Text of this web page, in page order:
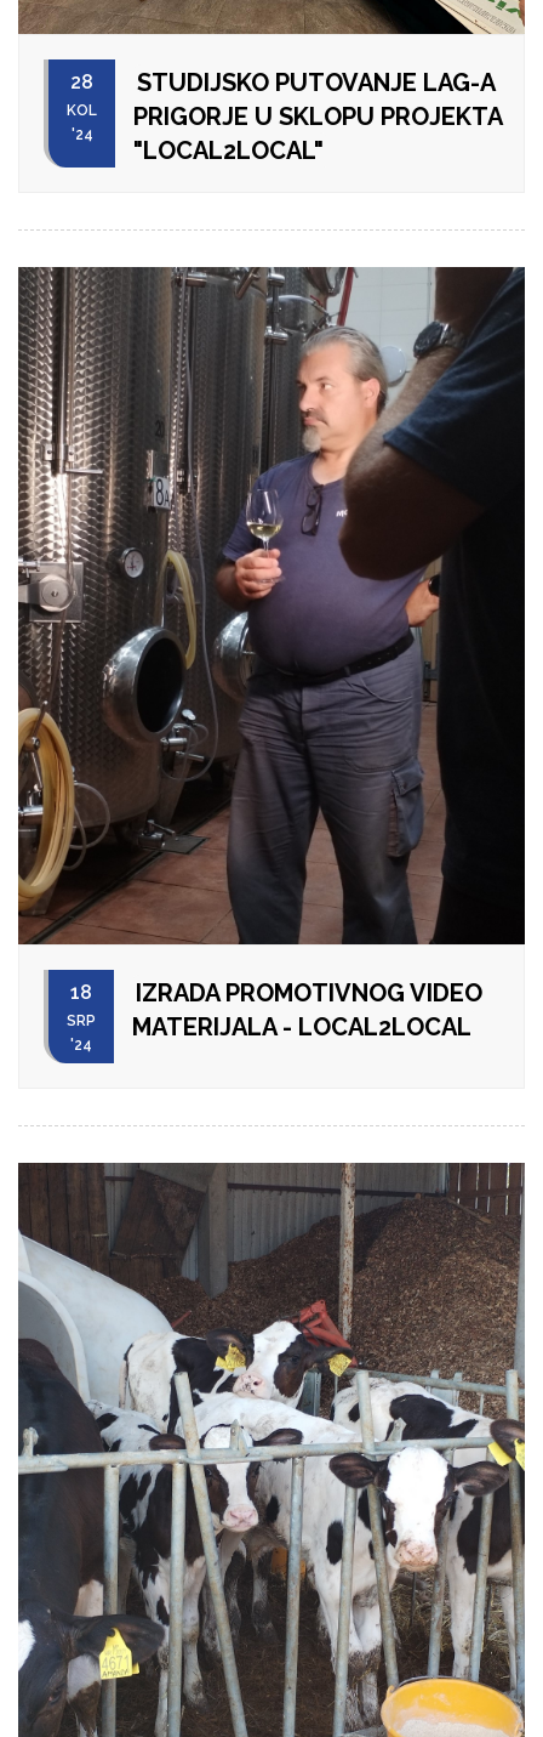
28
KOL
'24
STUDIJSKO PUTOVANJE LAG-A
PRIGORJE U SKLOPU PROJEKTA
"LOCAL2LOCAL"
18
SRP
'24
IZRADA PROMOTIVNOG VIDEO
MATERIJALA - LOCAL2LOCAL